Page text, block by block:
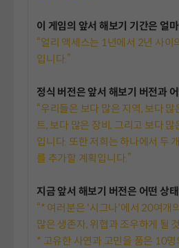
이 게임의 앞서 해보기 기간은 얼
“얼리 액세스는 1년에서 2년 사이
입니다.”
정식 버전은 앞서 해보기 버전과
“우리들은 보다 많은 지역, 보다
트, 보다 많은 장비, 그리고 보다
입니다. 또한 저희는 하나에서 두
를 추가할 계획입니다.”
지금 앞서 해보기 버전은 어떤 상
“* 여러분은 '시그나'에서 20여개
많은 생존자, 위협과 조우하게 될
* 고유한 사연과 고민을 품은 10